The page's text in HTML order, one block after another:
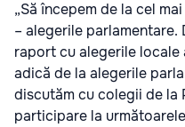
„Să începem de la cel
– alegerile
raport cu alegerile
adică de la alegerile
discutăm cu colegii de la
participare la